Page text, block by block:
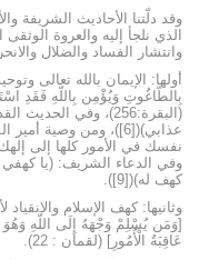
وقد دلّتنا الأحاديث الشريفة
الذي نلجأ إليه والعروة
وانتشار الفساد والضلال
أولها: الإيمان بالله تعالى
بِالطَّاغُوتِ وَيُؤْمِن بِاللّهِ فَقَدِ
(البقرة:256)، وفي
عذابي)([6])، ومن وصية
كهف له)([9]).
وثانيها: كهف الإسلام
[وَمَن يُسْلِمْ وَجْهَهُ إِلَى اللَّهِ
عَاقِبَةُ الْأُمُورِ] (لقمان : 22).